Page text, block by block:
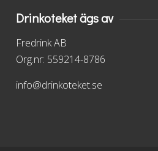
Drinkoteket ägs av
Fredrink AB
Org.nr: 559214-8786
info@drinkoteket.se